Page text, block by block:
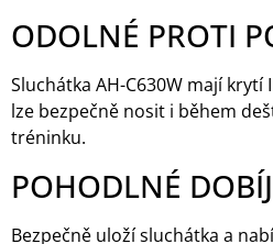
ODOLNÉ PROTI
Sluchátka AH-C630W mají krytí
lze bezpečně nosit i během
tréninku.
POHODLNÉ
Bezpečně uloží sluchátka a